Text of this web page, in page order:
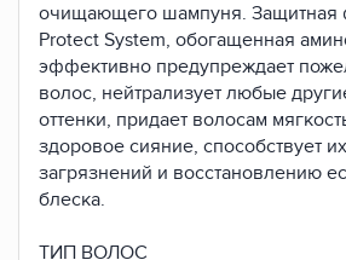
очищающего шампуня. Защитная
Protect System, обогащенная
эффективно предупреждает
волос, нейтрализует любые
оттенки, придает волосам
здоровое сияние, способствует
загрязнений и восстановлению
блеска.
ТИП ВОЛОС